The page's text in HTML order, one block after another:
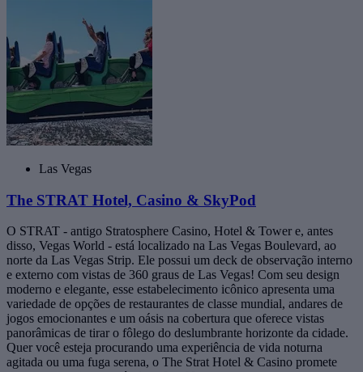
Las Vegas
The STRAT Hotel, Casino & SkyPod
O STRAT - antigo Stratosphere Casino, Hotel & Tower e, antes
disso, Vegas World - está localizado na Las Vegas Boulevard, ao
norte da Las Vegas Strip. Ele possui um deck de observação interno
e externo com vistas de 360 graus de Las Vegas! Com seu design
moderno e elegante, esse estabelecimento icônico apresenta uma
variedade de opções de restaurantes de classe mundial, andares de
jogos emocionantes e um oásis na cobertura que oferece vistas
panorâmicas de tirar o fôlego do deslumbrante horizonte da cidade.
Quer você esteja procurando uma experiência de vida noturna
agitada ou uma fuga serena, o The Strat Hotel & Casino promete